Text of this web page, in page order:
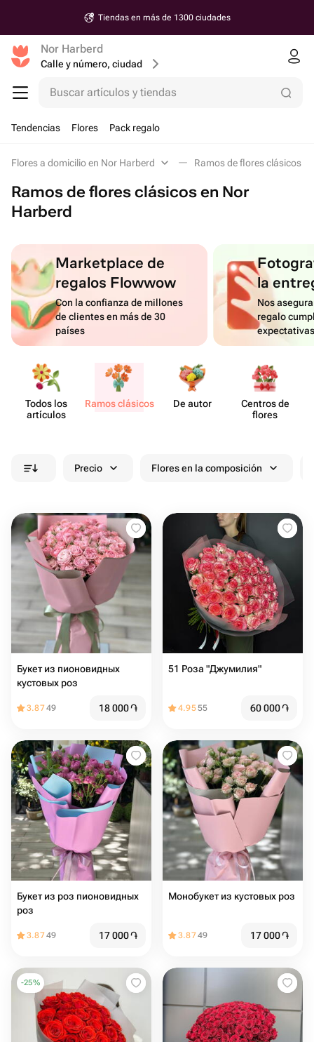
Tiendas en más de 1300 ciudades
Nor Harberd
Calle y número, ciudad
Buscar artículos y tiendas
Tendencias Flores Pack regalo
Flores a domicilio en Nor Harberd Ramos de flores clásicos
Ramos de flores clásicos en Nor
Harberd
Marketplace de
regalos Flowwow
Con la confianza de millones
de clientes en más de 30
países
la
Nos
regalo
Todos los
artículos
Ramos clásicos De autor
Centros de
flores
Precio Flores en la composición
Букет из пионовидных
кустовых роз
3.8749 18 000֏
51 Роза "Джумилия"
4.9555 60 000֏
Букет из роз пионовидных
роз
3.8749 17 000֏
Монобукет из кустовых роз
3.8749 17 000֏
-25%